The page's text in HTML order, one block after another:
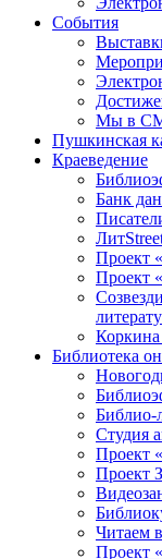
События
Мы в
Пушкинская
Краеведение
Банк
Проект
Проект
Коркина
Библиотека
Библио-
Студия
Проект
Проект
Читаем
Проект